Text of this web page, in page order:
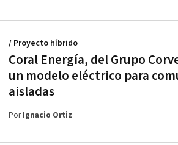
Coral Energía, del Grupo
un modelo eléctrico para
aisladas
/ Proyecto híbrido
PorIgnacio Ortiz